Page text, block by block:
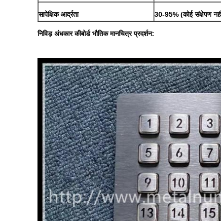
सापेक्षिक आर्द्रता 30-95% (कोई संक्षेपण
निविड़ अंधकार कीबोर्ड भौतिक मानचित्र प्रदर्शन: